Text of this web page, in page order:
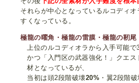
それらが中心となっているルコディ
すくなっている。
極龍の曜角・極龍の雷膜・極龍の靭尾
上位のルコディオラから入手可能で
かつ「入門区の武器強化！」クエ
材となっているが、
当初は頭2段階破壊20% ・翼2段階破